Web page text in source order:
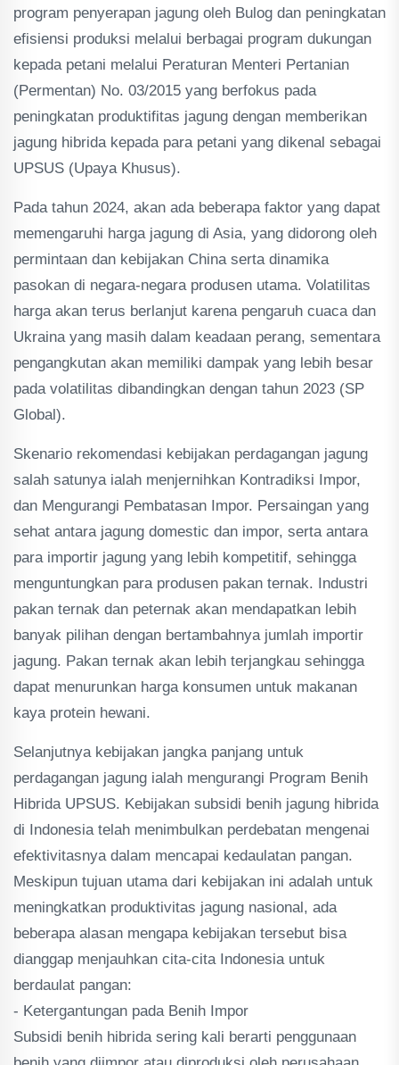
program penyerapan jagung oleh Bulog dan peningkatan
efisiensi produksi melalui berbagai program dukungan
kepada petani melalui Peraturan Menteri Pertanian
(Permentan) No. 03/2015 yang berfokus pada
peningkatan produktifitas jagung dengan memberikan
jagung hibrida kepada para petani yang dikenal sebagai
UPSUS (Upaya Khusus).
Pada tahun 2024, akan ada beberapa faktor yang dapat
memengaruhi harga jagung di Asia, yang didorong oleh
permintaan dan kebijakan China serta dinamika
pasokan di negara-negara produsen utama. Volatilitas
harga akan terus berlanjut karena pengaruh cuaca dan
Ukraina yang masih dalam keadaan perang, sementara
pengangkutan akan memiliki dampak yang lebih besar
pada volatilitas dibandingkan dengan tahun 2023 (SP
Global).
Skenario rekomendasi kebijakan perdagangan jagung
salah satunya ialah menjernihkan Kontradiksi Impor,
dan Mengurangi Pembatasan Impor. Persaingan yang
sehat antara jagung domestic dan impor, serta antara
para importir jagung yang lebih kompetitif, sehingga
menguntungkan para produsen pakan ternak. Industri
pakan ternak dan peternak akan mendapatkan lebih
banyak pilihan dengan bertambahnya jumlah importir
jagung. Pakan ternak akan lebih terjangkau sehingga
dapat menurunkan harga konsumen untuk makanan
kaya protein hewani.
Selanjutnya kebijakan jangka panjang untuk
perdagangan jagung ialah mengurangi Program Benih
Hibrida UPSUS. Kebijakan subsidi benih jagung hibrida
di Indonesia telah menimbulkan perdebatan mengenai
efektivitasnya dalam mencapai kedaulatan pangan.
Meskipun tujuan utama dari kebijakan ini adalah untuk
meningkatkan produktivitas jagung nasional, ada
beberapa alasan mengapa kebijakan tersebut bisa
dianggap menjauhkan cita-cita Indonesia untuk
berdaulat pangan:
- Ketergantungan pada Benih Impor
Subsidi benih hibrida sering kali berarti penggunaan